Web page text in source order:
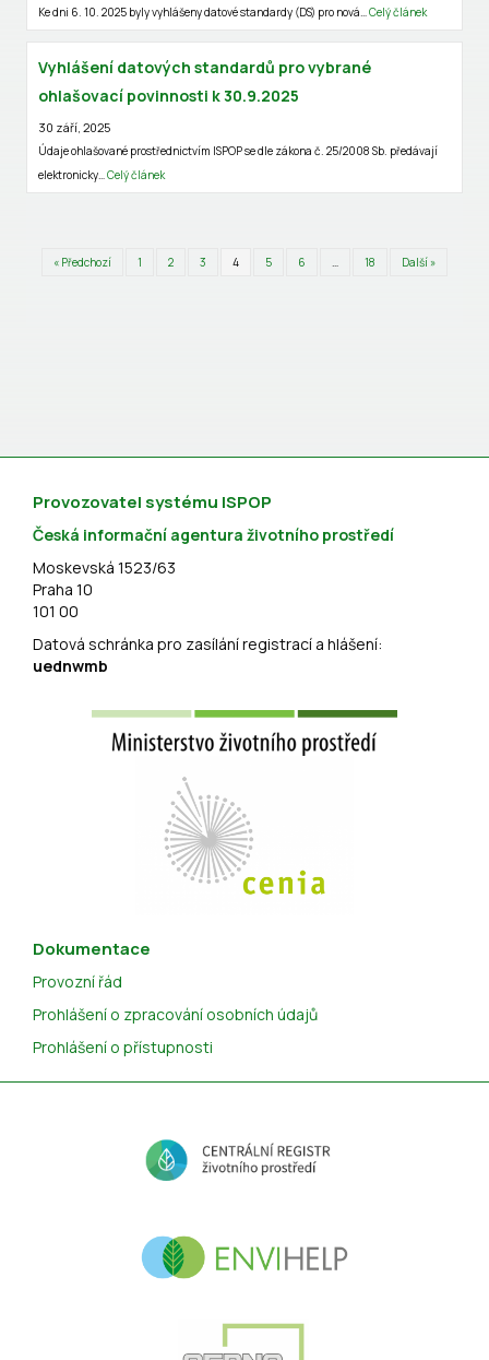
Ke dni 6. 10. 2025 byly vyhlášeny datové standardy (DS) pro nová…Celý článek
Vyhlášení datových standardů pro vybrané
ohlašovací povinnosti k 30.9.2025
30 září, 2025
Údaje ohlašované prostřednictvím ISPOP se dle zákona č. 25/2008 Sb. předávají
elektronicky…Celý článek
« Předchozí 1 2 3 4 5 6 … 18 Další »
Provozovatel systému ISPOP
Česká informační agentura životního prostředí
Moskevská 1523/63
Praha 10
101 00
Datová schránka pro zasílání registrací a hlášení:
uednwmb
Dokumentace
Provozní řád
Prohlášení o zpracování osobních údajů
Prohlášení o přístupnosti